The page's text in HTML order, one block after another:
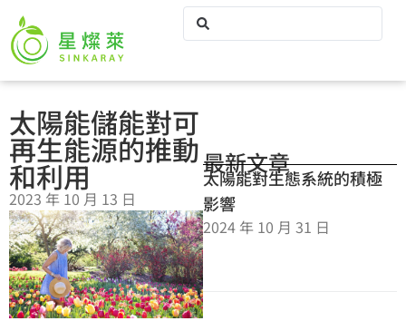
太陽能儲能對可
再生能源的推動
和利用
2023 年 10 月 13 日
最新文章
太陽能對生態系統的積極
影響
2024 年 10 月 31 日